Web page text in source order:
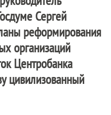
Сергей
реформирования
организаций
Центробанка
цивилизованный